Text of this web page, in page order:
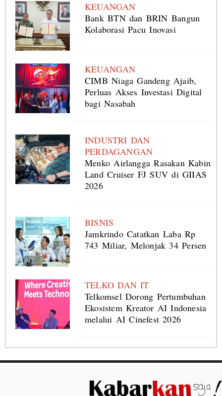
KEUANGAN
Bank BTN dan BRIN Bangun
Kolaborasi Pacu Inovasi
KEUANGAN
CIMB Niaga Gandeng Ajaib,
Perluas Akses Investasi Digital
bagi Nasabah
INDUSTRI DAN
PERDAGANGAN
Menko Airlangga Rasakan Kabin
Land Cruiser FJ SUV di GIIAS
2026
BISNIS
Jamkrindo Catatkan Laba Rp
743 Miliar, Melonjak 34 Persen
TELKO DAN IT
Telkomsel Dorong Pertumbuhan
Ekosistem Kreator AI Indonesia
melalui AI Cinefest 2026